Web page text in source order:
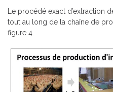
Le procédé exact d’extraction
tout au long de la chaîne de
figure 4.